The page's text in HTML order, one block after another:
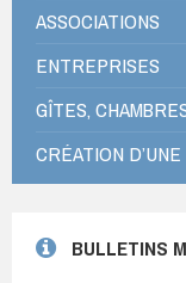
ASSOCIATIONS
ENTREPRISES
GÎTES,
CRÉATION
BULLETINS